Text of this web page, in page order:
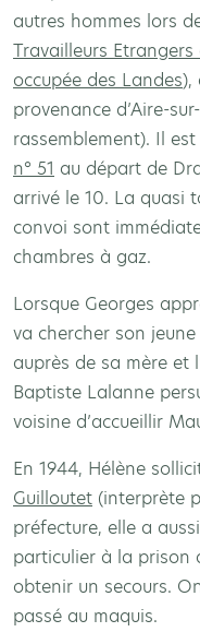
autres hommes lors
Travailleurs
occupée des Landes),
provenance d’Aire-
rassemblement). Il
n° 51 au départ de
arrivé le 10. La quasi
convoi sont
chambres à gaz.
Lorsque Georges
va chercher son
auprès de sa mère et
Baptiste Lalanne
voisine d’accueillir
En 1944, Hélène
Guilloutet (interprète
préfecture, elle a
particulier à la prison
obtenir un secours.
passé au maquis.